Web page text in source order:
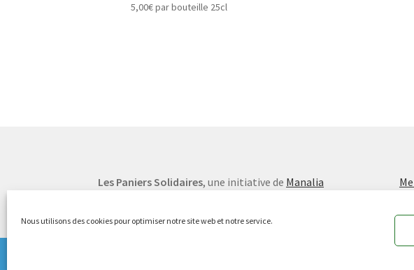
Nous utilisons des cookies pour optimiser notre site web et notre service.
5,00€par bouteille 25cl
Les Paniers Solidaires, une initiative de Manalia